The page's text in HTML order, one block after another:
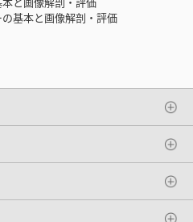
基本と画像解剖・評価